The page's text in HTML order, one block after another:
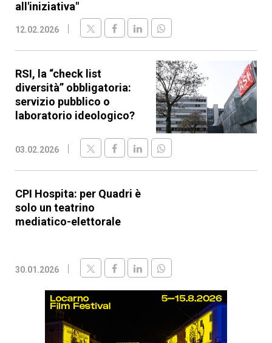
all'iniziativa"
12.02.2026
RSI, la “check list
diversità” obbligatoria:
servizio pubblico o
laboratorio ideologico?
03.02.2026
CPI Hospita: per Quadri è
solo un teatrino
mediatico-elettorale
30.01.2026